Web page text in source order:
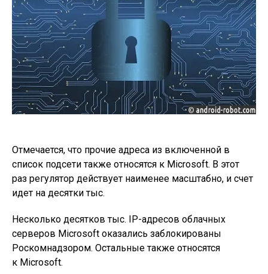
Отмечается, что прочие адреса из включенной в
список подсети также относятся к Microsoft. В этот
раз регулятор действует наименее масштабно, и счет
идет на десятки тыс.
Несколько десятков тыс. IP-адресов облачных
серверов Microsoft оказались заблокированы
Роскомнадзором. Остальные также относятся
к Microsoft.